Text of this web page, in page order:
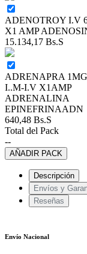
ADENOTROY I.V
X1 AMP
15.134,17 Bs.S
ADRENAPRA
I..M-I.V X1AMP
ADRENALINA
EPINEFRINAADN
640,48 Bs.S
Total del Pack
--
AÑADIR PACK
Descripción
Envíos y
Reseñas
Envío Nacional